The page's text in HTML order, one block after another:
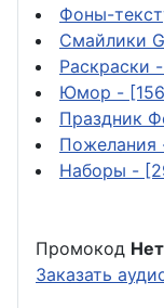
Фоны-
Смайлики
Раскраски
Юмор -
Праздник
Пожелания
Наборы -
Промокод Нет
Заказать